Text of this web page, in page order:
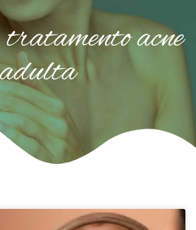
acne
adulta